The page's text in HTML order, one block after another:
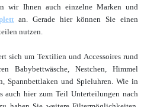
wir Ihnen auch einzelne Marken und
an. Gerade hier können Sie einen
nutzen.
sich um Textilien und Accessoires rund
Babybettwäsche, Nestchen, Himmel
Spannbettlaken und Spieluhren. Wie in
auch hier zum Teil Unterteilungen nach